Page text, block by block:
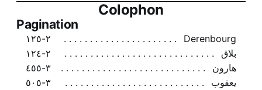
Colophon
Pagination
Derenbourg
٢-١٢٥
بلاق
٢-١٢٤
هارون
٣-٤٥٥
يعقوب
٣-٥٠٥